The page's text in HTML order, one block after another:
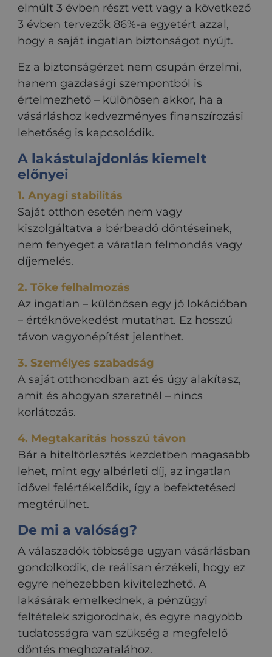
elmúlt 3 évben részt vett vagy a következő
3 évben tervezők 86%-a egyetért azzal,
hogy a saját ingatlan biztonságot nyújt.
Ez a biztonságérzet nem csupán érzelmi,
hanem gazdasági szempontból is
értelmezhető – különösen akkor, ha a
vásárláshoz kedvezményes finanszírozási
lehetőség is kapcsolódik.
A lakástulajdonlás kiemelt
előnyei
1. Anyagi stabilitás
Saját otthon esetén nem vagy
kiszolgáltatva a bérbeadó döntéseinek,
nem fenyeget a váratlan felmondás vagy
díjemelés.
2. Tőke felhalmozás
Az ingatlan – különösen egy jó lokációban
– értéknövekedést mutathat. Ez hosszú
távon vagyonépítést jelenthet.
3. Személyes szabadság
A saját otthonodban azt és úgy alakítasz,
amit és ahogyan szeretnél – nincs
korlátozás.
4. Megtakarítás hosszú távon
Bár a hiteltörlesztés kezdetben magasabb
lehet, mint egy albérleti díj, az ingatlan
idővel felértékelődik, így a befektetésed
megtérülhet.
De mi a valóság?
A válaszadók többsége ugyan vásárlásban
gondolkodik, de reálisan érzékeli, hogy ez
egyre nehezebben kivitelezhető. A
lakásárak emelkednek, a pénzügyi
feltételek szigorodnak, és egyre nagyobb
tudatosságra van szükség a megfelelő
döntés meghozatalához.